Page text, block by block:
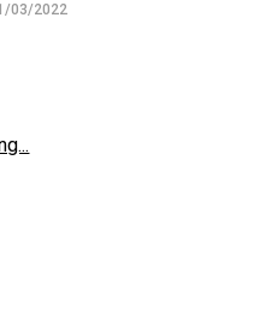
03/2022